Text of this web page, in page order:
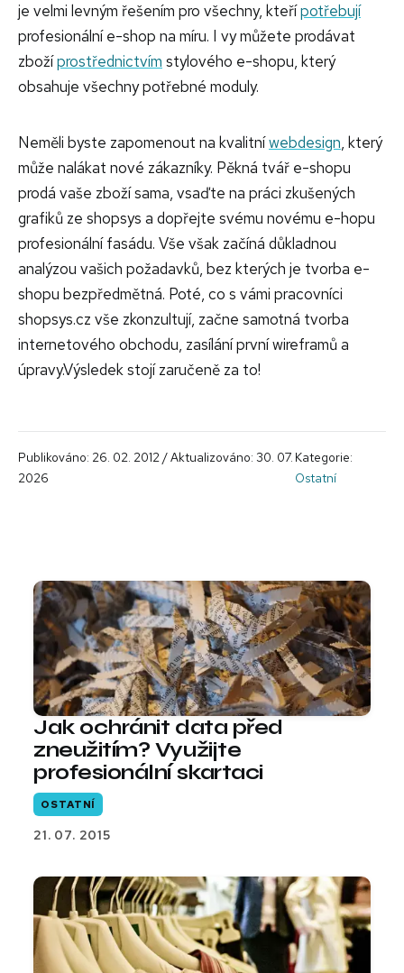
je velmi levným řešením pro všechny, kteřípotřebují
profesionální e-shop na míru. I vy můžete prodávat
zbožíprostřednictvím stylového e-shopu, který
obsahuje všechny potřebné moduly.
Neměli byste zapomenout na kvalitníwebdesign, který
může nalákat nové zákazníky. Pěkná tvář e-shopu
prodá vaše zboží sama, vsaďte na práci zkušených
grafiků ze shopsys a dopřejte svému novému e-hopu
profesionální fasádu. Vše však začíná důkladnou
analýzou vašich požadavků, bez kterých je tvorba e-
shopu bezpředmětná. Poté, co s vámi pracovníci
shopsys.cz vše zkonzultují, začne samotná tvorba
internetového obchodu, zasílání první wireframů a
úpravy.Výsledek stojí zaručeně za to!
Publikováno: 26. 02. 2012 / Aktualizováno: 30. 07.
2026
Kategorie:
Ostatní
Jak ochránit data před
zneužitím? Využijte
profesionální skartaci
OSTATNÍ
21. 07. 2015